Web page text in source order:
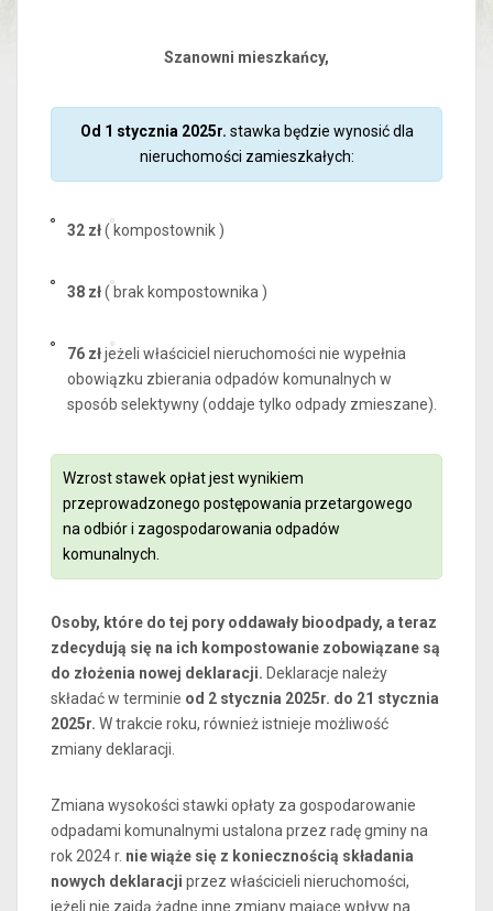
Szanowni mieszkańcy,
Od 1 stycznia 2025r. stawka będzie wynosić dla
nieruchomości zamieszkałych:
32 zł( kompostownik )
38 zł( brak kompostownika )
76 złjeżeli właściciel nieruchomości nie wypełnia
obowiązku zbierania odpadów komunalnych w
sposób selektywny (oddaje tylko odpady zmieszane).
Wzrost stawek opłat jest wynikiem
przeprowadzonego postępowania przetargowego
na odbiór i zagospodarowania odpadów
komunalnych.
Osoby, które do tej pory oddawały bioodpady, a teraz
zdecydują się na ich kompostowanie zobowiązane są
do złożenia nowej deklaracji. Deklaracje należy
składać w terminie od 2 stycznia 2025r. do 21 stycznia
2025r. W trakcie roku, również istnieje możliwość
zmiany deklaracji.
Zmiana wysokości stawki opłaty za gospodarowanie
odpadami komunalnymi ustalona przez radę gminy na
rok 2024 r. nie wiąże się z koniecznością składania
nowych deklaracji przez właścicieli nieruchomości,
jeżeli nie zajdą żadne inne zmiany mające wpływ na